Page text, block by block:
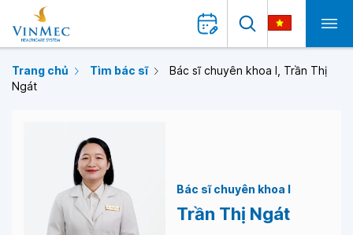
Trang chủ Tìm bác sĩ
Bác sĩ chuyên khoa I, Trần Thị
Ngát
Bác sĩ chuyên khoa I
Trần Thị Ngát